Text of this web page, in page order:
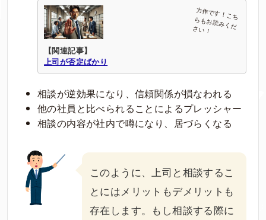
【関連記事】
上司が否定ばかり
相談が逆効果になり、信頼関係が損なわれる
他の社員と比べられることによるプレッシャー
相談の内容が社内で噂になり、居づらくなる
このように、上司と相談するこ
とにはメリットもデメリットも
存在します。もし相談する際に